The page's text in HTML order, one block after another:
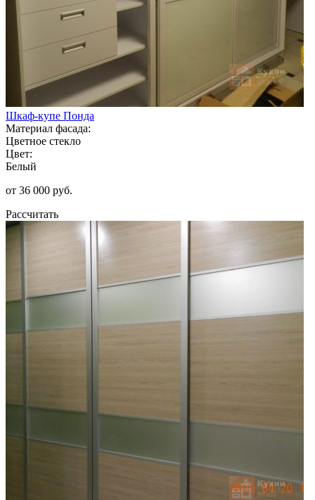
Шкаф-купе Понда
Материал фасада:
Цветное стекло
Цвет:
Белый
от 36 000 руб.
Рассчитать